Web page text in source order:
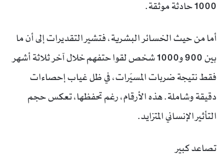
1000 حادثة موثقة.
أما من حيث الخسائر البشرية، فتشير التقديرات إلى أن ما
بين 900 و1000 شخص لقوا حتفهم خلال آخر ثلاثة أشهر
فقط نتيجة ضربات المسيّرات، في ظل غياب إحصاءات
دقيقة وشاملة. هذه الأرقام، رغم تحفظها، تعكس حجم
التأثير الإنساني المتزايد.
تصاعد كبير